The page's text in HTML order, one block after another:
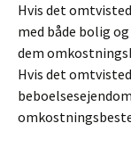
Hvis det
med både bolig
dem
Hvis det